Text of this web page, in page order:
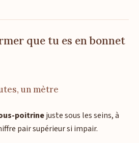
que tu es en bonnet
un mètre
poitrinejuste sous les seins, à
pair supérieur si impair.